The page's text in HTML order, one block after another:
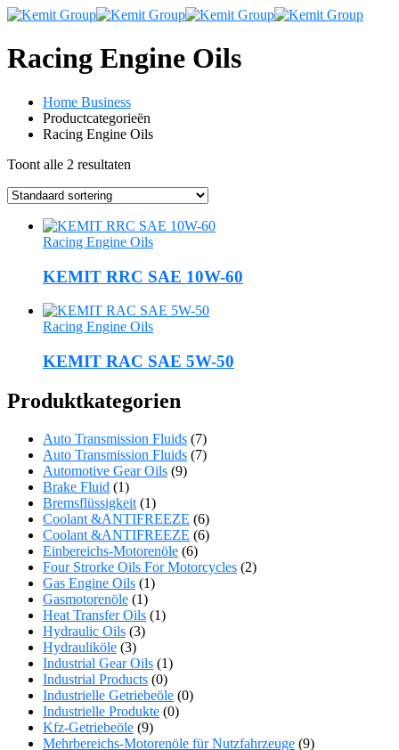
Racing Engine Oils
Home Business
Productcategorieën
Racing Engine Oils
Toont alle 2 resultaten
Racing Engine Oils
KEMIT RRC SAE 10W-60
Racing Engine Oils
KEMIT RAC SAE 5W-50
Produktkategorien
Auto Transmission Fluids (7)
Auto Transmission Fluids (7)
Automotive Gear Oils (9)
Brake Fluid (1)
Bremsflüssigkeit (1)
Coolant &ANTIFREEZE (6)
Coolant &ANTIFREEZE (6)
Einbereichs-Motorenöle (6)
Four Strorke Oils For Motorcycles (2)
Gas Engine Oils (1)
Gasmotorenöle (1)
Heat Transfer Oils (1)
Hydraulic Oils (3)
Hydrauliköle (3)
Industrial Gear Oils (1)
Industrial Products (0)
Industrielle Getriebeöle (0)
Industrielle Produkte (0)
Kfz-Getriebeöle (9)
Mehrbereichs-Motorenöle für Nutzfahrzeuge (9)